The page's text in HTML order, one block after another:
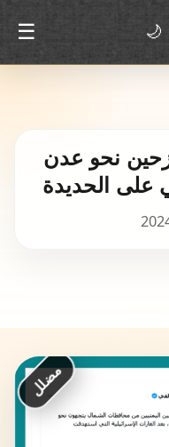
🌙
☰
نحو عدن
على الحديدة
مضلل